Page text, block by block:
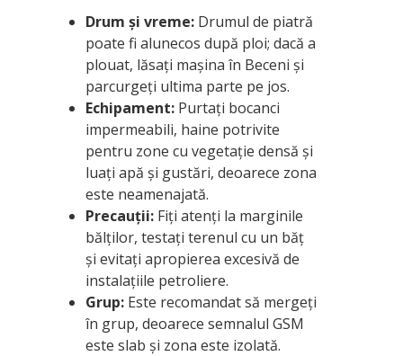
Drum și vreme: Drumul de piatră
poate fi alunecos după ploi; dacă a
plouat, lăsați mașina în Beceni și
parcurgeți ultima parte pe jos.
Echipament: Purtați bocanci
impermeabili, haine potrivite
pentru zone cu vegetație densă și
luați apă și gustări, deoarece zona
este neamenajată.
Precauții: Fiți atenți la marginile
bălților, testați terenul cu un băț
și evitați apropierea excesivă de
instalațiile petroliere.
Grup: Este recomandat să mergeți
în grup, deoarece semnalul GSM
este slab și zona este izolată.